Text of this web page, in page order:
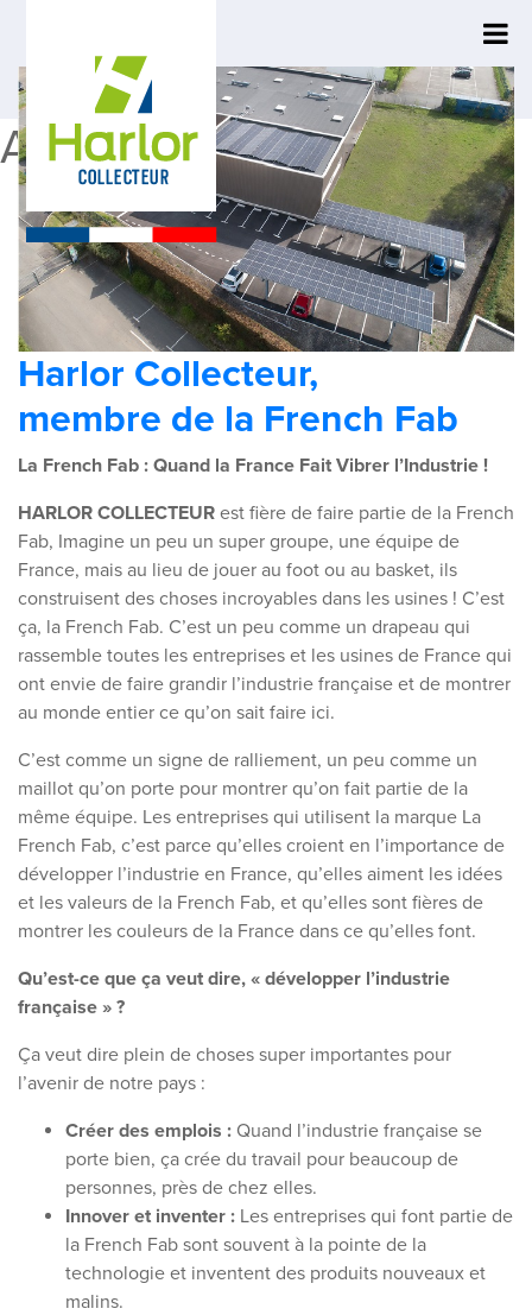
Archives : News
Harlor Collecteur,
membre de la French Fab
La French Fab : Quand la France Fait Vibrer l’Industrie !
HARLOR COLLECTEUR est fière de faire partie de la French
Fab, Imagine un peu un super groupe, une équipe de
France, mais au lieu de jouer au foot ou au basket, ils
construisent des choses incroyables dans les usines ! C’est
ça, la French Fab. C’est un peu comme un drapeau qui
rassemble toutes les entreprises et les usines de France qui
ont envie de faire grandir l’industrie française et de montrer
au monde entier ce qu’on sait faire ici.
C’est comme un signe de ralliement, un peu comme un
maillot qu’on porte pour montrer qu’on fait partie de la
même équipe. Les entreprises qui utilisent la marque La
French Fab, c’est parce qu’elles croient en l’importance de
développer l’industrie en France, qu’elles aiment les idées
et les valeurs de la French Fab, et qu’elles sont fières de
montrer les couleurs de la France dans ce qu’elles font.
Qu’est-ce que ça veut dire, « développer l’industrie
française » ?
Ça veut dire plein de choses super importantes pour
l’avenir de notre pays :
Créer des emplois : Quand l’industrie française se
porte bien, ça crée du travail pour beaucoup de
personnes, près de chez elles.
Innover et inventer : Les entreprises qui font partie de
la French Fab sont souvent à la pointe de la
technologie et inventent des produits nouveaux et
malins.